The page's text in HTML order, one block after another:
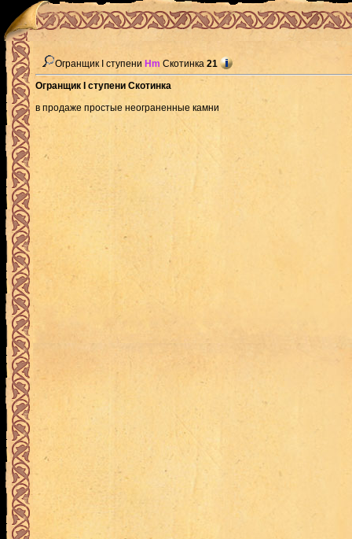
Огранщик I ступени Hm Скотинка 21
Огранщик I ступени Скотинка
в продаже простые неограненные камни